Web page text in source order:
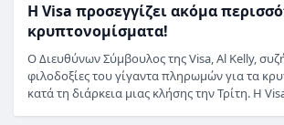
Η Visa προσεγγίζει ακόμα
κρυπτονομίσματα!
Ο Διευθύνων Σύμβουλος της Visa, Al Kelly,
φιλοδοξίες του γίγαντα πληρωμών για τα
κατά τη διάρκεια μιας κλήσης την Τρίτη. Η